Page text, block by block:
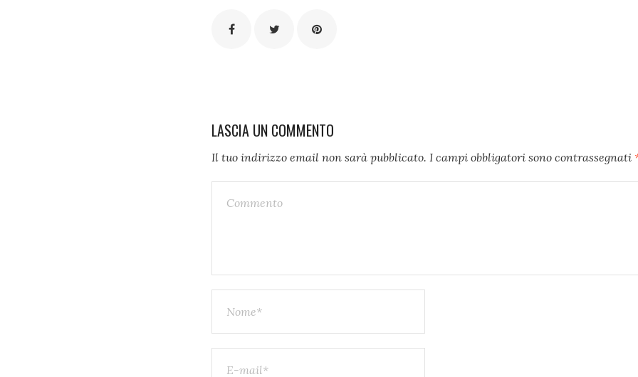
LASCIA UN COMMENTO
Il tuo indirizzo email non sarà pubblicato. I campi obbligatori sono contrassegnati